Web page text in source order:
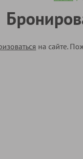
на сайте.